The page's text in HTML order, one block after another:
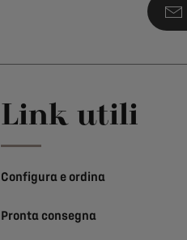
Link utili
Configura e ordina
Pronta consegna